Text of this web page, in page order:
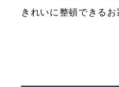
きれいに整頓できる